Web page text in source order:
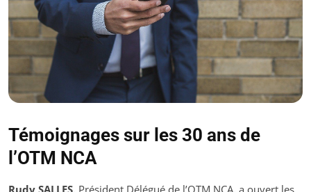
Témoignages sur les 30 ans de
l’OTM NCA
Rudy SALLES, Président Délégué de l’OTM NCA, a ouvert les